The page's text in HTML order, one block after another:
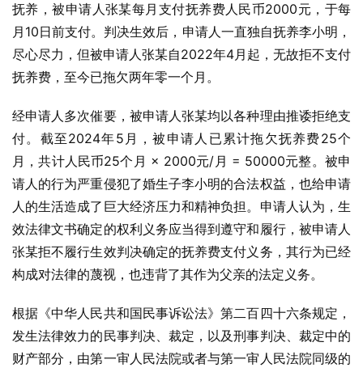
抚养，被申请人张某每月支付抚养费人民币2000元，于每
月10日前支付。判决生效后，申请人一直独自抚养李小明，
尽心尽力，但被申请人张某自2022年4月起，无故拒不支付
抚养费，至今已拖欠两年零一个月。
经申请人多次催要，被申请人张某均以各种理由推诿拒绝支
付。截至2024年5月，被申请人已累计拖欠抚养费25个
月，共计人民币25个月 × 2000元/月 = 50000元整。被申
请人的行为严重侵犯了婚生子李小明的合法权益，也给申请
人的生活造成了巨大经济压力和精神负担。申请人认为，生
效法律文书确定的权利义务应当得到遵守和履行，被申请人
张某拒不履行生效判决确定的抚养费支付义务，其行为已经
构成对法律的蔑视，也违背了其作为父亲的法定义务。
根据《中华人民共和国民事诉讼法》第二百四十六条规定，
发生法律效力的民事判决、裁定，以及刑事判决、裁定中的
财产部分，由第一审人民法院或者与第一审人民法院同级的